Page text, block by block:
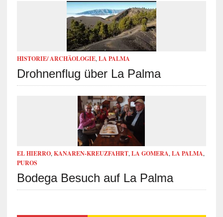
HISTORIE/ ARCHÄOLOGIE,LA PALMA
Drohnenflug über La Palma
EL HIERRO,KANAREN-KREUZFAHRT,LA GOMERA,LA PALMA,
PUROS
Bodega Besuch auf La Palma